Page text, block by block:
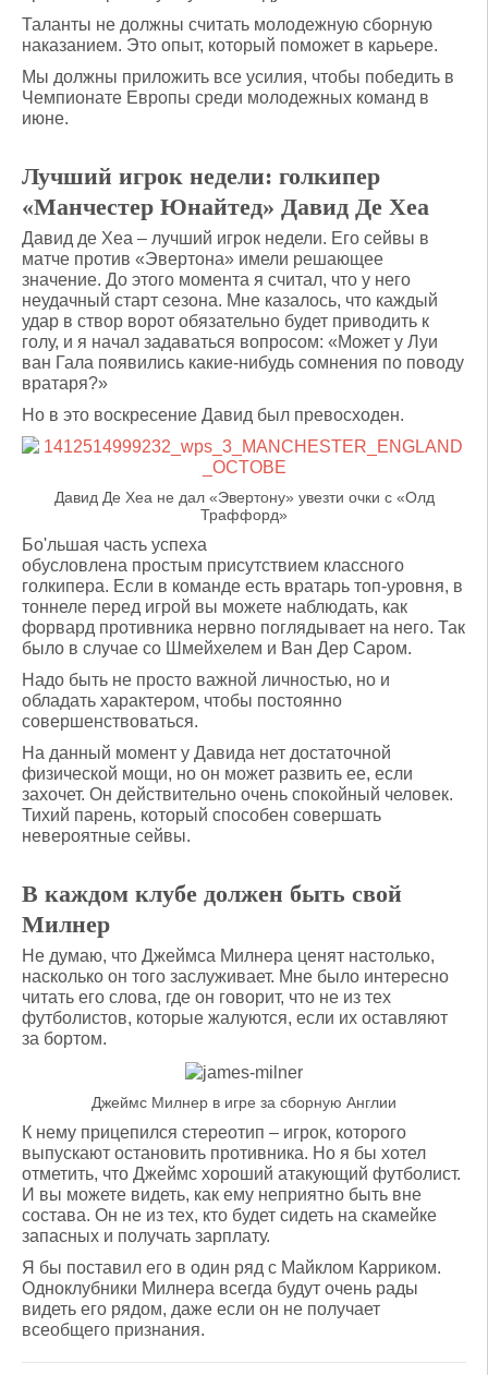
Таланты не должны считать молодежную сборную
наказанием. Это опыт, который поможет в карьере.
Мы должны приложить все усилия, чтобы победить в
Чемпионате Европы среди молодежных команд в
июне.
Лучший игрок недели: голкипер
«Манчестер Юнайтед» Давид Де Хеа
Давид де Хеа – лучший игрок недели. Его сейвы в
матче против «Эвертона» имели решающее
значение. До этого момента я считал, что у него
неудачный старт сезона. Мне казалось, что каждый
удар в створ ворот обязательно будет приводить к
голу, и я начал задаваться вопросом: «Может у Луи
ван Гала появились какие-нибудь сомнения по поводу
вратаря?»
Но в это воскресение Давид был превосходен.
Давид Де Хеа не дал «Эвертону» увезти очки с «Олд
Траффорд»
Бо'льшая часть успеха
обусловлена простым присутствием классного
голкипера. Если в команде есть вратарь топ-уровня, в
тоннеле перед игрой вы можете наблюдать, как
форвард противника нервно поглядывает на него. Так
было в случае со Шмейхелем и Ван Дер Саром.
Надо быть не просто важной личностью, но и
обладать характером, чтобы постоянно
совершенствоваться.
На данный момент у Давида нет достаточной
физической мощи, но он может развить ее, если
захочет. Он действительно очень спокойный человек.
Тихий парень, который способен совершать
невероятные сейвы.
В каждом клубе должен быть свой
Милнер
Не думаю, что Джеймса Милнера ценят настолько,
насколько он того заслуживает. Мне было интересно
читать его слова, где он говорит, что не из тех
футболистов, которые жалуются, если их оставляют
за бортом.
Джеймс Милнер в игре за сборную Англии
К нему прицепился стереотип – игрок, которого
выпускают остановить противника. Но я бы хотел
отметить, что Джеймс хороший атакующий футболист.
И вы можете видеть, как ему неприятно быть вне
состава. Он не из тех, кто будет сидеть на скамейке
запасных и получать зарплату.
Я бы поставил его в один ряд с Майклом Карриком.
Одноклубники Милнера всегда будут очень рады
видеть его рядом, даже если он не получает
всеобщего признания.